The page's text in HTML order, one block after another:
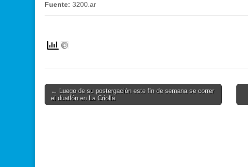
Fuente: 3200.ar
Post
navigation
← Luego de su postergación este fin de semana se correr
el duatlón en La Criolla